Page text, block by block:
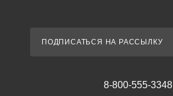
ПОДПИСАТЬСЯ НА РАССЫЛКУ
8-800-555-3348